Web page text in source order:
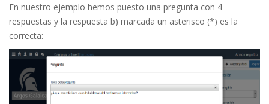
En nuestro ejemplo hemos puesto una pregunta con 4
respuestas y la respuesta b) marcada un asterisco (*) es la
correcta: